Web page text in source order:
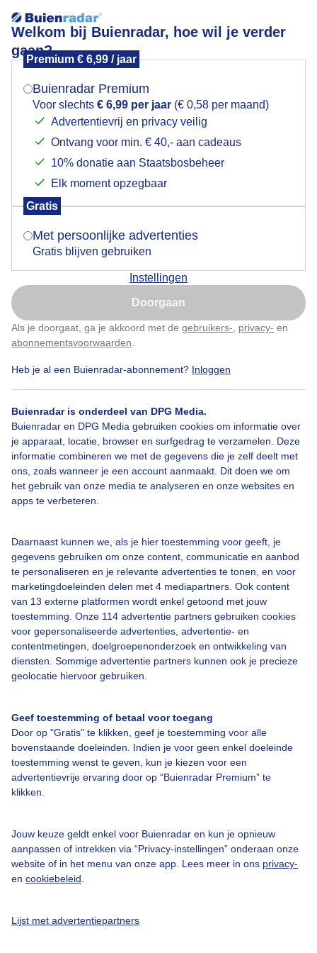
Welkom bij Buienradar, hoe wil je verder
gaan?
Premium € 6,99 / jaar
Buienradar Premium
Voor slechts € 6,99 per jaar (€ 0,58 per maand)
Advertentievrij en privacy veilig
Ontvang voor min. € 40,- aan cadeaus
10% donatie aan Staatsbosbeheer
Elk moment opzegbaar
Gratis
Met persoonlijke advertenties
Gratis blijven gebruiken
Instellingen
Doorgaan
Als je doorgaat, ga je akkoord met de gebruikers- privacy- en
abonnementsvoorwaarden
Heb je al een Buienradar-abonnement? Inloggen
Buienradar is onderdeel van DPG Media.
Buienradar en DPG Media gebruiken cookies om informatie over
je apparaat, locatie, browser en surfgedrag te verzamelen. Deze
informatie combineren we met de gegevens die je zelf deelt met
ons, zoals wanneer je een account aanmaakt. Dit doen we om
het gebruik van onze media te analyseren en onze websites en
apps te verbeteren.
Daarnaast kunnen we, als je hier toestemming voor geeft, je
gegevens gebruiken om onze content, communicatie en aanbod
te personaliseren en je relevante advertenties te tonen, en voor
marketingdoeleinden delen met 4 mediapartners. Ook content
van 13 externe platformen wordt enkel getoond met jouw
toestemming. Onze 114 advertentie partners gebruiken cookies
voor gepersonaliseerde advertenties, advertentie- en
contentmetingen, doelgroepenonderzoek en ontwikkeling van
diensten. Sommige advertentie partners kunnen ook je precieze
geolocatie hiervoor gebruiken.
Geef toestemming of betaal voor toegang
Door op "Gratis" te klikken, geef je toestemming voor alle
bovenstaande doeleinden. Indien je voor geen enkel doeleinde
toestemming wenst te geven, kun je kiezen voor een
advertentievrije ervaring door op “Buienradar Premium” te
klikken.
Jouw keuze geldt enkel voor Buienradar en kun je opnieuw
aanpassen of intrekken via “Privacy-instellingen” onderaan onze
website of in het menu van onze app. Lees meer in ons privacy-
en cookiebeleid
Lijst met advertentiepartners
Vanmorgen was het nog bewolkt
Door: Regina Vastenhout Gemaakt: 16-06-2025, 68x bekeken
Wolken
Bekijk slideshow
Over Buienradar
Bedrijfsgegevens
Contact
Toegankelijkheid
Gebruikersvoorwaarden
Adverteren
Privacy beleid
Cookie beleid
Mogen we je locatie gebruiken voor het
Indien je hier nog geen akkoord op hebt gegeven,
verschijnt er zo een pop-up uit je browser waarin
Is goed, toon de popup
Nu niet, misschien later
Klik hierom dit aan te passen